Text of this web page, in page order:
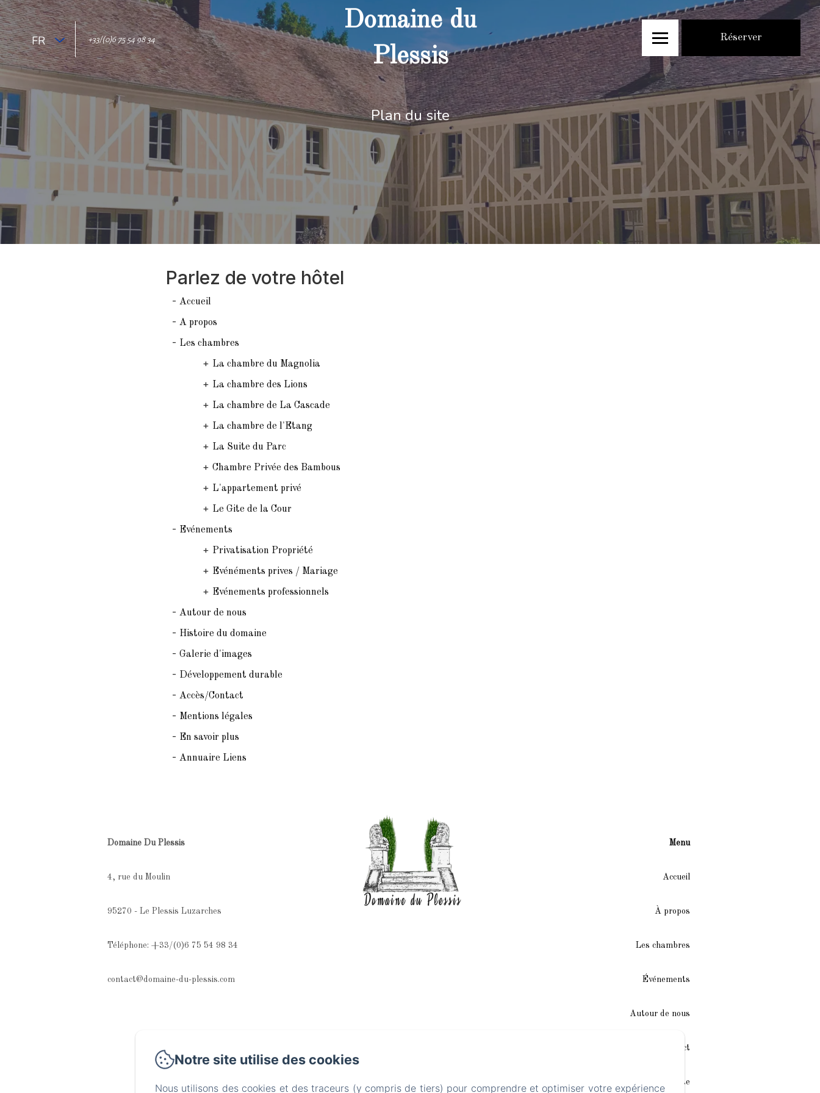
FR +33/(0)6 75 54 98 34
Domaine du
Plessis
Réserver
Plan du site
Parlez de votre hôtel
- Accueil
- A propos
- Les chambres
+ La chambre du Magnolia
+ La chambre des Lions
+ La chambre de La Cascade
+ La chambre de l'Etang
+ La Suite du Parc
+ Chambre Privée des Bambous
+ L'appartement privé
+ Le Gite de la Cour
- Evénements
+ Privatisation Propriété
+ Evénéments prives / Mariage
+ Evénements professionnels
- Autour de nous
- Histoire du domaine
- Galerie d'images
- Développement durable
- Accès/Contact
- Mentions légales
- En savoir plus
- Annuaire Liens
Domaine Du Plessis
4, rue du Moulin
95270 - Le Plessis Luzarches
Téléphone: +33/(0)6 75 54 98 34
contact@domaine-du-plessis.com
Menu
Accueil
À propos
Les chambres
Événements
Autour de nous
Accès/Contact
Plan du site
Notre site utilise des cookies
Nous utilisons des cookies et des traceurs (y compris de tiers) pour comprendre et optimiser votre expérience